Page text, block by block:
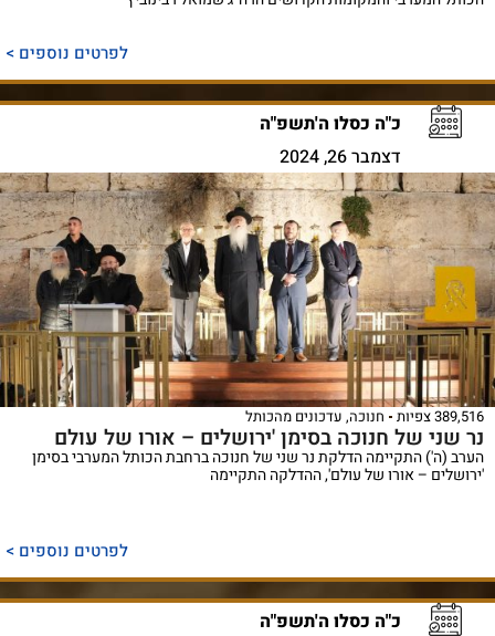
לפרטים נוספים >
כ"ה כסלו ה'תשפ"ה
דצמבר 26, 2024
389,516 צפיות חנוכה, עדכונים מהכותל
נר שני של חנוכה בסימן 'ירושלים – אורו של עולם
הערב (ה') התקיימה הדלקת נר שני של חנוכה ברחבת הכותל המערבי בסימן
'ירושלים – אורו של עולם', ההדלקה התקיימה
לפרטים נוספים >
כ"ה כסלו ה'תשפ"ה